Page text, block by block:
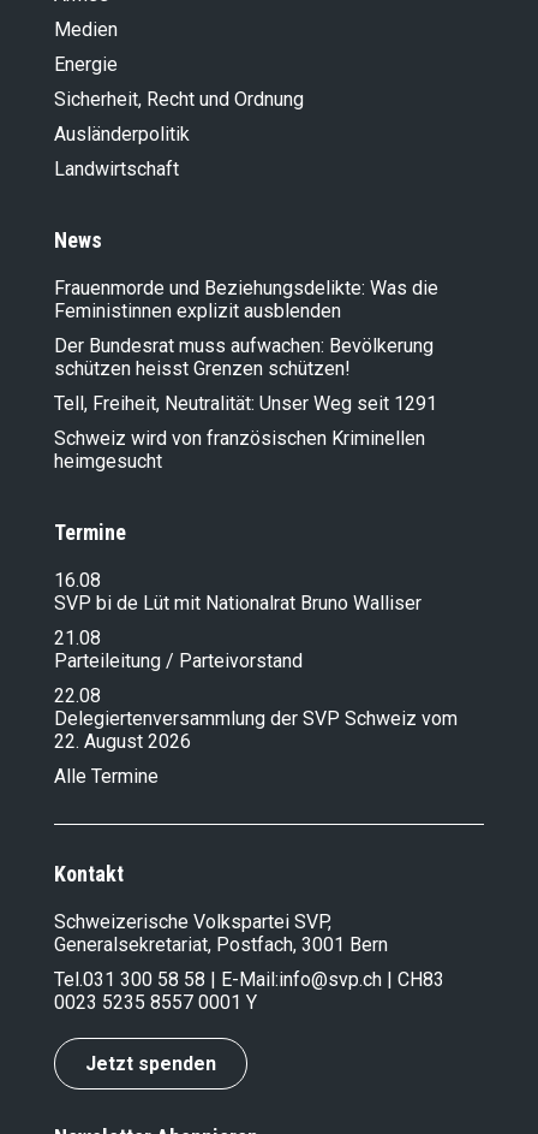
Medien
Energie
Sicherheit, Recht und Ordnung
Ausländer­politik
Landwirt­schaft
News
Frauenmorde und Beziehungsdelikte: Was die
Feministinnen explizit ausblenden
Der Bundesrat muss aufwachen: Bevölkerung
schützen heisst Grenzen schützen!
Tell, Freiheit, Neutralität: Unser Weg seit 1291
Schweiz wird von französischen Kriminellen
heimgesucht
Termine
16.08
SVP bi de Lüt mit Nationalrat Bruno Walliser
21.08
Parteileitung / Parteivorstand
22.08
Delegiertenversammlung der SVP Schweiz vom
22. August 2026
Alle Termine
Kontakt
Schweizerische Volkspartei SVP,
Generalsekretariat, Postfach, 3001 Bern
Tel.031 300 58 58 | E-Mail:info@svp.ch | CH83
0023 5235 8557 0001 Y
Jetzt spenden